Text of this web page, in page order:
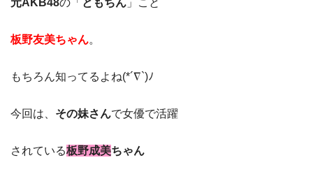
元AKB48の「 ともちん 」こと
板野友美ちゃん。
もちろん知ってるよね(*´∇`)ﾉ
今回は、 その妹さんで女優で活躍
されている板野成美ちゃん